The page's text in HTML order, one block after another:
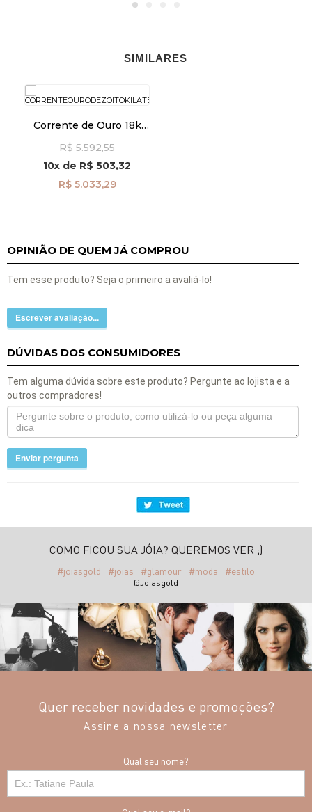
SIMILARES
Corrente de Ouro 18k
45cm co03584
R$ 5.592,55
10x de R$ 503,32
R$ 5.033,29
OPINIÃO DE QUEM JÁ COMPROU
Tem esse produto? Seja o primeiro a avaliá-lo!
Escrever avaliação...
DÚVIDAS DOS CONSUMIDORES
Tem alguma dúvida sobre este produto? Pergunte ao lojista e a
outros compradores!
Enviar pergunta
COMO FICOU SUA JÓIA? QUEREMOS VER ;)
#joiasgold #joias #glamour #moda #estilo
@Joiasgold
Quer receber novidades e promoções?
Assine a nossa newsletter
Qual seu nome?